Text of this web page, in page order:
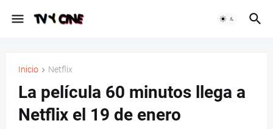
Inicio Netflix
La película 60 minutos llega a
Netflix el 19 de enero